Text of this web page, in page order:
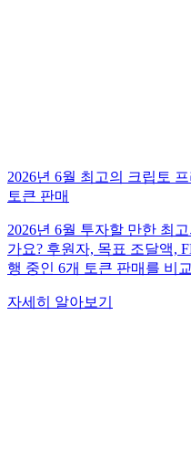
2026년 6월 최고의 크립토
토큰 판매
2026년 6월 투자할 만한 최
가요? 후원자, 목표 조달액,
행 중인 6개 토큰 판매를 비
자세히 알아보기